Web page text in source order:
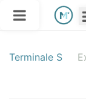
Terminale S